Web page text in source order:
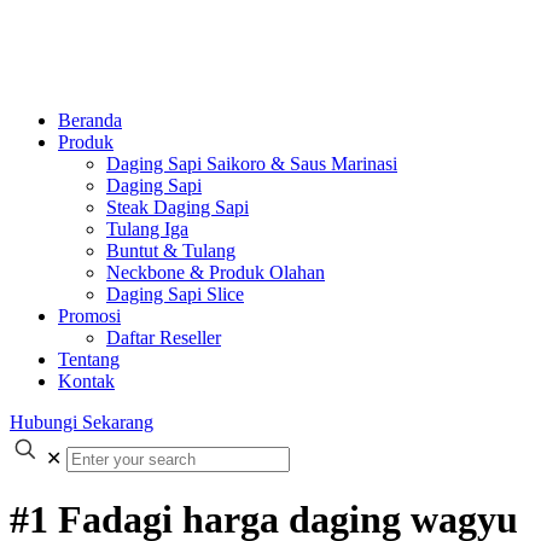
Beranda
Produk
Daging Sapi Saikoro & Saus Marinasi
Daging Sapi
Steak Daging Sapi
Tulang Iga
Buntut & Tulang
Neckbone & Produk Olahan
Daging Sapi Slice
Promosi
Daftar Reseller
Tentang
Kontak
Hubungi Sekarang
✕
#1 Fadagi harga daging wagyu